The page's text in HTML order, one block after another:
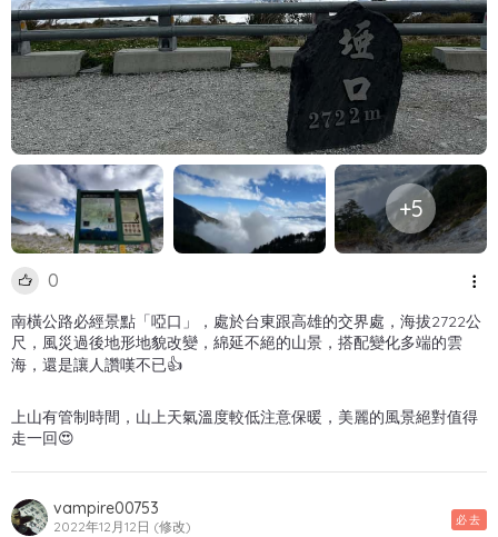
+5
0
南橫公路必經景點「啞口」，處於台東跟高雄的交界處，海拔2722公
尺，風災過後地形地貌改變，綿延不絕的山景，搭配變化多端的雲
海，還是讓人讚嘆不已👍
上山有管制時間，山上天氣溫度較低注意保暖，美麗的風景絕對值得
走一回😍
vampire00753
2022年12月12日 (修改) 必去